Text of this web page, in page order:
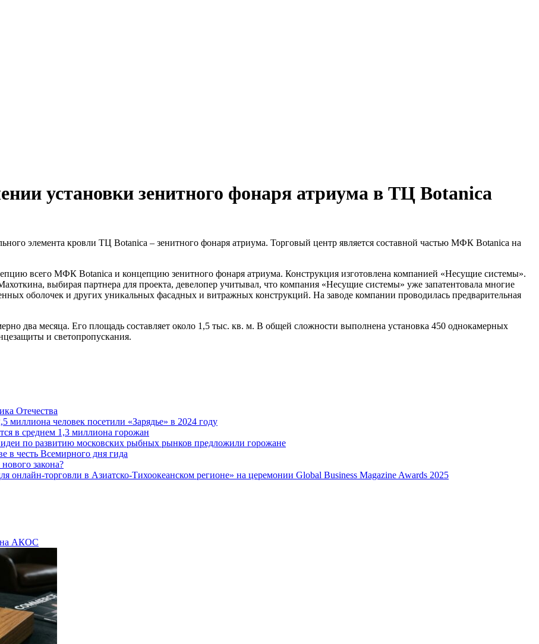
установки зенитного фонаря атриума в ТЦ Botanica
элемента кровли ТЦ Botanica – зенитного фонаря атриума. Торговый центр является составной частью МФК Botanica на
всего МФК Botanica и концепцию зенитного фонаря атриума. Конструкция изготовлена компанией «Несущие системы».
выбирая партнера для проекта, девелопер учитывал, что компания «Несущие системы» уже запатентовала многие
оболочек и других уникальных фасадных и витражных конструкций. На заводе компании проводилась предварительная
два месяца. Его площадь составляет около 1,5 тыс. кв. м. В общей сложности выполнена установка 450 однокамерных
и светопропускания.
Отечества
миллиона человек посетили «Зарядье» в 2024 году
в среднем 1,3 миллиона горожан
по развитию московских рыбных рынков предложили горожане
в честь Всемирного дня гида
закона?
онлайн-торговли в Азиатско-Тихоокеанском регионе» на церемонии Global Business Magazine Awards 2025
на АКОС